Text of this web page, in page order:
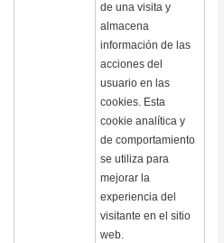
de una visita y
almacena
información de las
acciones del
usuario en las
cookies. Esta
cookie analítica y
de comportamiento
se utiliza para
mejorar la
experiencia del
visitante en el sitio
web.